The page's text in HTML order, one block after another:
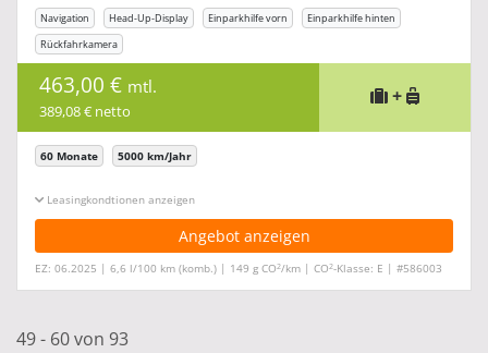
Navigation Head-Up-Display Einparkhilfe vorn
Einparkhilfe hinten
Rückfahrkamera
463,00 € mtl.
389,08 € netto
+
60 Monate 5000 km/Jahr
Leasingkonditionen ein-/ausblenden
Angebot anzeigen
EZ: 06.2025 | 6,6 l/100 km (komb.) | 149 g CO2/km | CO2-Klasse: E | #586003
49 - 60 von 93